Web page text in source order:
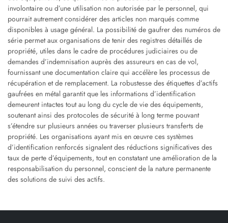
involontaire ou d’une utilisation non autorisée par le personnel, qui
pourrait autrement considérer des articles non marqués comme
disponibles à usage général. La possibilité de gaufrer des numéros de
série permet aux organisations de tenir des registres détaillés de
propriété, utiles dans le cadre de procédures judiciaires ou de
demandes d’indemnisation auprès des assureurs en cas de vol,
fournissant une documentation claire qui accélère les processus de
récupération et de remplacement. La robustesse des étiquettes d’actifs
gaufrées en métal garantit que les informations d’identification
demeurent intactes tout au long du cycle de vie des équipements,
soutenant ainsi des protocoles de sécurité à long terme pouvant
s’étendre sur plusieurs années ou traverser plusieurs transferts de
propriété. Les organisations ayant mis en œuvre ces systèmes
d’identification renforcés signalent des réductions significatives des
taux de perte d’équipements, tout en constatant une amélioration de la
responsabilisation du personnel, conscient de la nature permanente
des solutions de suivi des actifs.